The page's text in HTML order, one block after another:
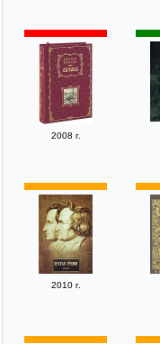
2008 г.
2010 г.